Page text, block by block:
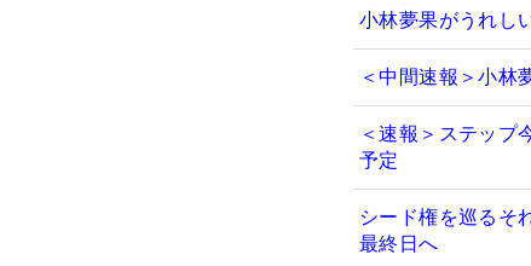
小林夢果がうれし
＜中間速報＞小
＜速報＞ステッ
予定
シード権を巡るそ
最終日へ